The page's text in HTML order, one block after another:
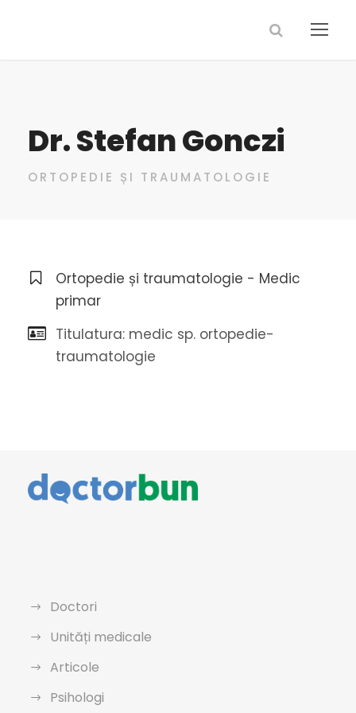
Dr. Stefan Gonczi
ORTOPEDIE ȘI TRAUMATOLOGIE
Ortopedie și traumatologie - Medic
primar
Titulatura: medic sp. ortopedie-
traumatologie
Doctori
Unități medicale
Articole
Psihologi